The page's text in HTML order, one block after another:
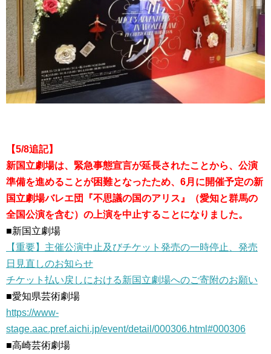
【5/8追記】
新国立劇場は、緊急事態宣言が延長されたことから、公演
準備を進めることが困難となったため、6月に開催予定の新
国立劇場バレエ団『不思議の国のアリス』（愛知と群馬の
全国公演を含む）の上演を中止することになりました。
■新国立劇場
【重要】主催公演中止及びチケット発売の一時停止、発売
日見直しのお知らせ
チケット払い戻しにおける新国立劇場へのご寄附のお願い
■愛知県芸術劇場
https://www-
stage.aac.pref.aichi.jp/event/detail/000306.html#000306
■高崎芸術劇場